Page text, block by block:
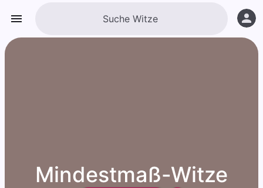
Mindestmaß-Witze